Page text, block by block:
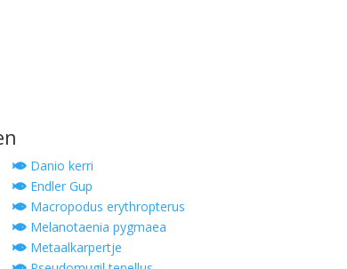
Danio kerri
Endler Gup
Macropodus erythropterus
Melanotaenia pygmaea
Metaalkarpertje